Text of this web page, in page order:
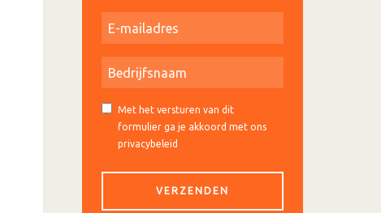
Met het versturen van dit
formulier ga je akkoord met ons
privacybeleid